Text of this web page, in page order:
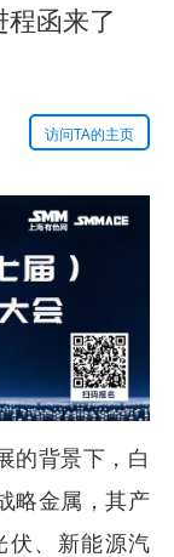
函来了
访问TA的主页
的背景下，白
略金属，其产
伏、新能源汽